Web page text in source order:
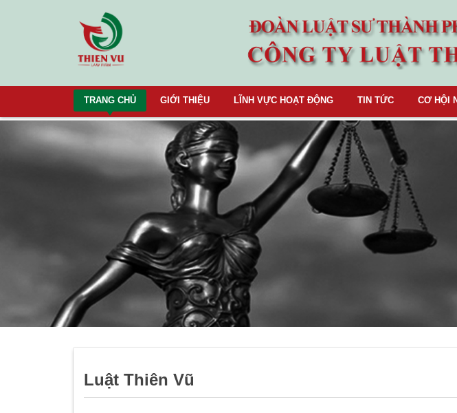
TRANG CHỦ GIỚI THIỆU LĨNH VỰC HOẠT ĐỘNG TIN TỨC CƠ HỘI
Luật Thiên Vũ